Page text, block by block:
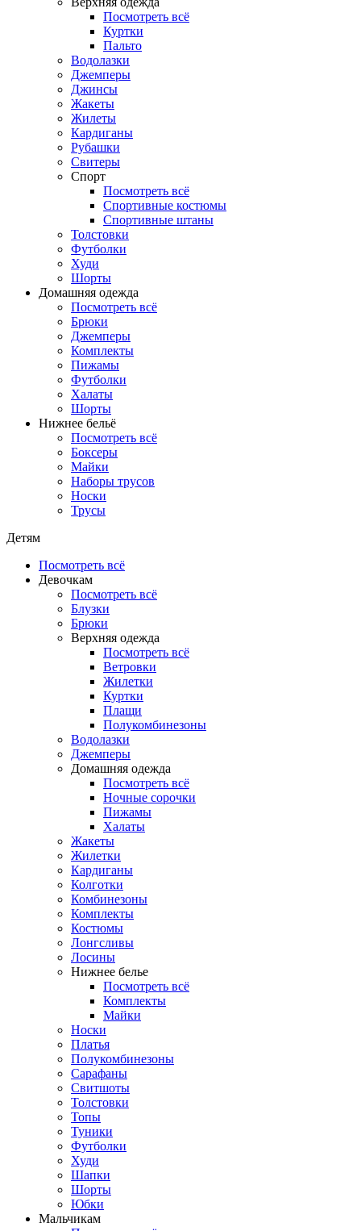
Посмотреть всё
Куртки
Пальто
Водолазки
Джемперы
Джинсы
Жакеты
Жилеты
Кардиганы
Рубашки
Свитеры
Спорт
Посмотреть всё
Спортивные костюмы
Спортивные штаны
Толстовки
Футболки
Худи
Шорты
Домашняя одежда
Посмотреть всё
Брюки
Джемперы
Комплекты
Пижамы
Футболки
Халаты
Шорты
Нижнее бельё
Посмотреть всё
Боксеры
Майки
Наборы трусов
Носки
Трусы
Детям
Посмотреть всё
Девочкам
Посмотреть всё
Блузки
Брюки
Верхняя одежда
Посмотреть всё
Ветровки
Жилетки
Куртки
Плащи
Полукомбинезоны
Водолазки
Джемперы
Домашняя одежда
Посмотреть всё
Ночные сорочки
Пижамы
Халаты
Жакеты
Жилетки
Кардиганы
Колготки
Комбинезоны
Комплекты
Костюмы
Лонгсливы
Лосины
Нижнее белье
Посмотреть всё
Комплекты
Майки
Носки
Платья
Полукомбинезоны
Сарафаны
Свитшоты
Толстовки
Топы
Туники
Футболки
Худи
Шапки
Шорты
Юбки
Мальчикам